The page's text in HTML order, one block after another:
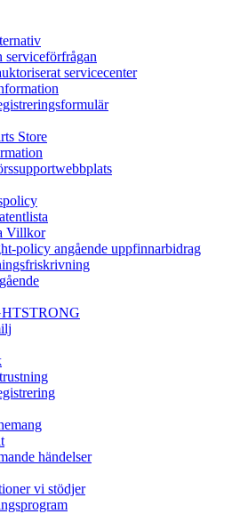
serviceförfrågan
servicecenter
Store
Villkor
policy angående uppfinnarbidrag
händelser
vi stödjer